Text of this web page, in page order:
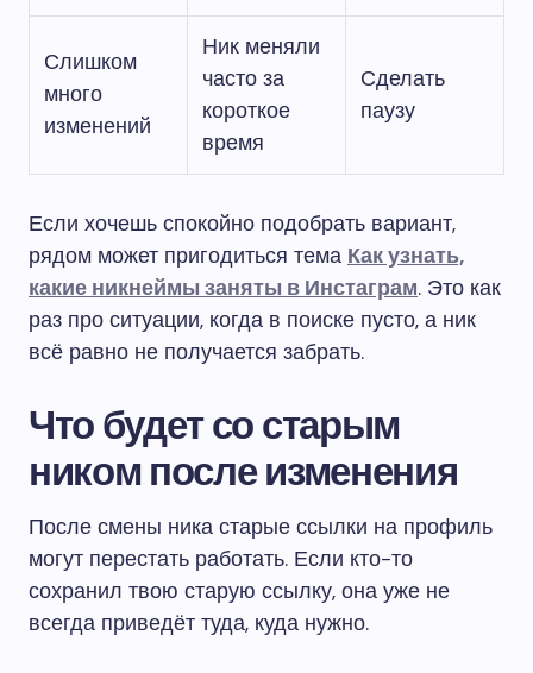
Слишком
много
изменений
Ник меняли
часто за
короткое
время
Сделать
паузу
Если хочешь спокойно подобрать вариант,
рядом может пригодиться тема Как узнать,
какие никнеймы заняты в Инстаграм. Это как
раз про ситуации, когда в поиске пусто, а ник
всё равно не получается забрать.
Что будет со старым
ником после изменения
После смены ника старые ссылки на профиль
могут перестать работать. Если кто-то
сохранил твою старую ссылку, она уже не
всегда приведёт туда, куда нужно.